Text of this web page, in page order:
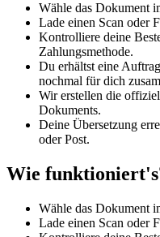
Wähle das Dokument
Lade einen Scan oder
Kontrolliere deine
Zahlungsmethode.
Du erhältst eine
nochmal für dich
Wir erstellen die
Dokuments.
Deine Übersetzung
oder Post.
Wie
Wähle das Dokument
Lade einen Scan oder